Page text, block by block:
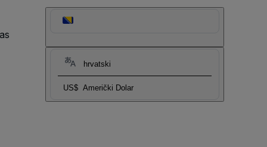
hrvatski
US$ Američki Dolar